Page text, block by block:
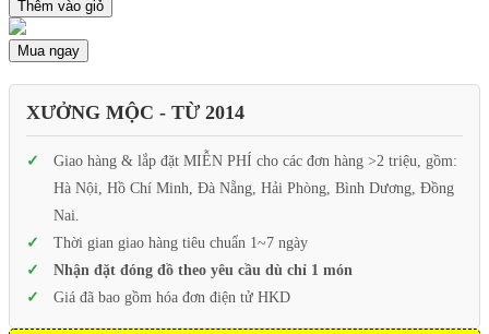
Thêm vào giỏ
Mua ngay
XƯỞNG MỘC - TỪ 2014
Giao hàng & lắp đặt MIỄN PHÍ cho các đơn hàng >2 triệu, gồm:
Hà Nội, Hồ Chí Minh, Đà Nẵng, Hải Phòng, Bình Dương, Đồng
Nai.
Thời gian giao hàng tiêu chuẩn 1~7 ngày
Nhận đặt đóng đồ theo yêu cầu dù chỉ 1 món
Giá đã bao gồm hóa đơn điện tử HKD